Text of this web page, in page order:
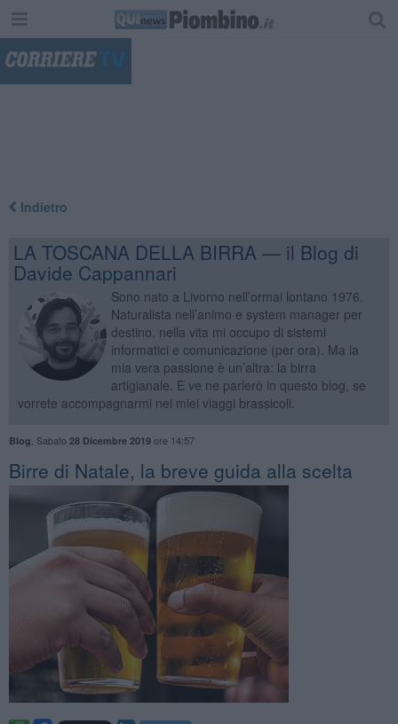
Indietro
LA TOSCANA DELLA BIRRA — il Blog di
Davide Cappannari
Sono nato a Livorno nell’ormai lontano 1976.
Naturalista nell’animo e system manager per
destino, nella vita mi occupo di sistemi
informatici e comunicazione (per ora). Ma la
mia vera passione è un’altra: la birra
artigianale. E ve ne parlerò in questo blog, se
vorrete accompagnarmi nei miei viaggi brassicoli.
Blog Sabato 28 Dicembre 2019ore 14:57
Birre di Natale, la breve guida alla scelta